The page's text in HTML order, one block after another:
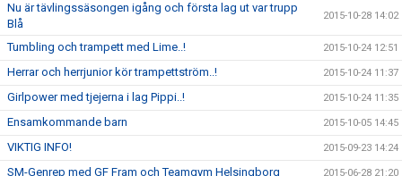
Nu är tävlingssäsongen igång och första lag ut var trupp
Blå
2015-10-28 14:02
Tumbling och trampett med Lime..! 2015-10-24 12:51
Herrar och herrjunior kör trampettström..! 2015-10-24 11:37
Girlpower med tjejerna i lag Pippi..! 2015-10-24 11:35
Ensamkommande barn 2015-10-05 14:45
VIKTIG INFO! 2015-09-23 14:24
SM-Genrep med GF Fram och Teamgym Helsingborg 2015-06-28 21:20